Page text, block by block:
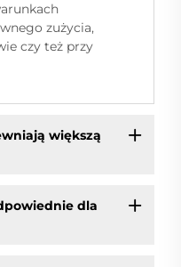
zużycia,
czy też przy
większą
dla